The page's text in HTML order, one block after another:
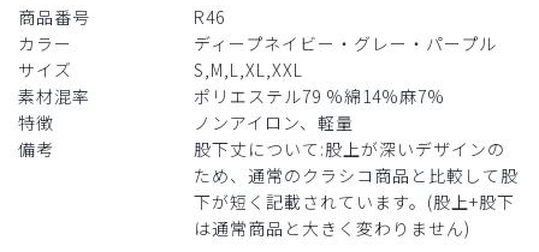
商品番号
R46
カラー
ディープネイビー・グレー・パープル
サイズ
S,M,L,XL,XXL
素材混率
ポリエステル79 %綿14%麻7%
特徴
ノンアイロン、軽量
備考
股下丈について:股上が深いデザインの
ため、通常のクラシコ商品と比較して股
下が短く記載されています。(股上+股下
は通常商品と大きく変わりません)